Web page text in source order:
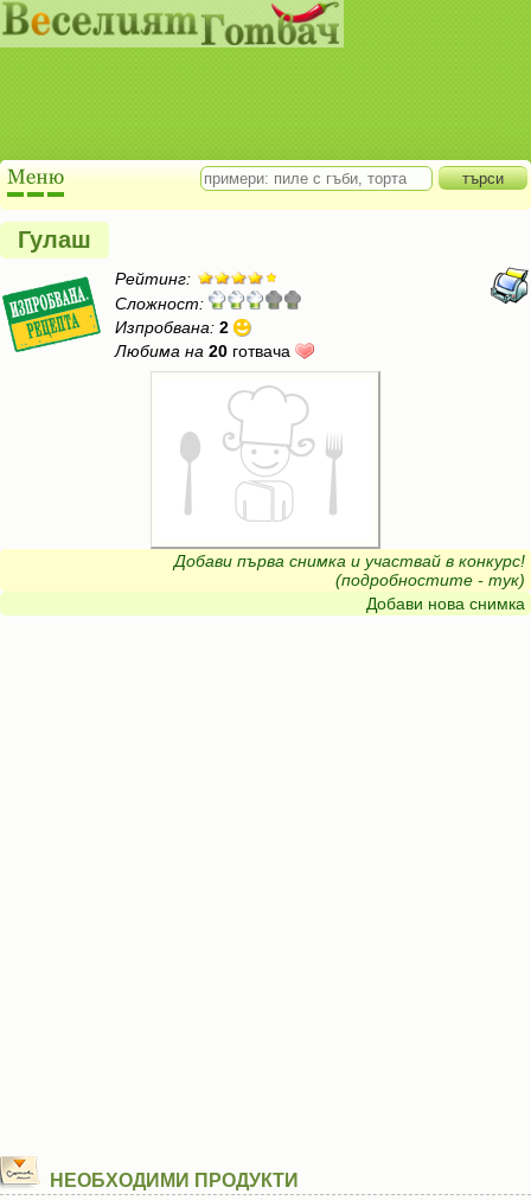
Гулаш
Рейтинг:
Сложност:
Изпробвана: 2
Любима на 20 готвача
Добави първа снимка и участвай в конкурс!
(подробностите - тук)
Добави нова снимка
НЕОБХОДИМИ ПРОДУКТИ